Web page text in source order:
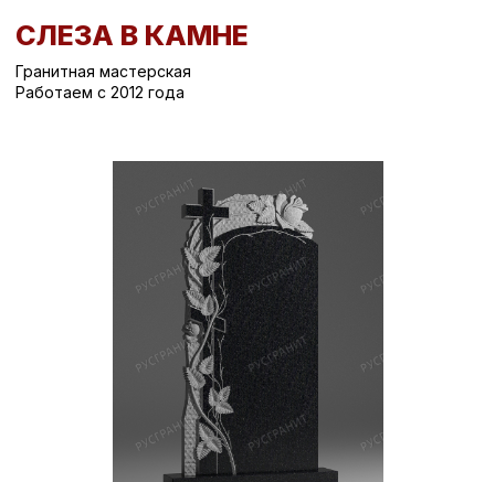
СЛЕЗА В КАМНЕ
Работаем с 2012 года
Вернуться назад / Вертикальные памятники на могилу
Памятник на могилу СК-646